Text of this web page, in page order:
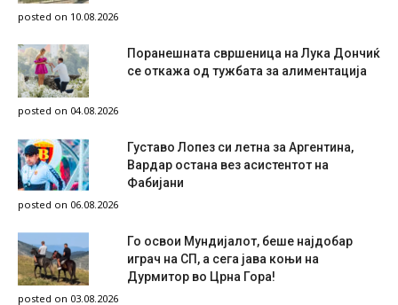
posted on 10.08.2026
Поранешната свршеница на Лука Дончиќ
се откажа од тужбата за алиментација
posted on 04.08.2026
Густаво Лопез си летна за Аргентина,
Вардар остана вез асистентот на
Фабијани
posted on 06.08.2026
Го освои Мундијалот, беше најдобар
играч на СП, а сега јава коњи на
Дурмитор во Црна Гора!
posted on 03.08.2026